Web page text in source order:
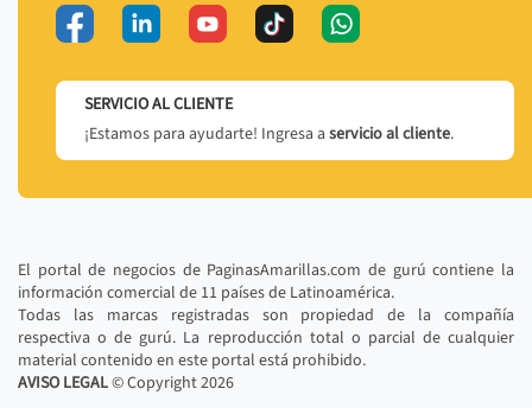
SERVICIO AL CLIENTE
¡Estamos para ayudarte! Ingresa a servicio al cliente.
El portal de negocios de PaginasAmarillas.com de gurú contiene la
información comercial de 11 países de Latinoamérica.
Todas las marcas registradas son propiedad de la compañía
respectiva o de gurú. La reproducción total o parcial de cualquier
material contenido en este portal está prohibido.
AVISO LEGAL© Copyright2026